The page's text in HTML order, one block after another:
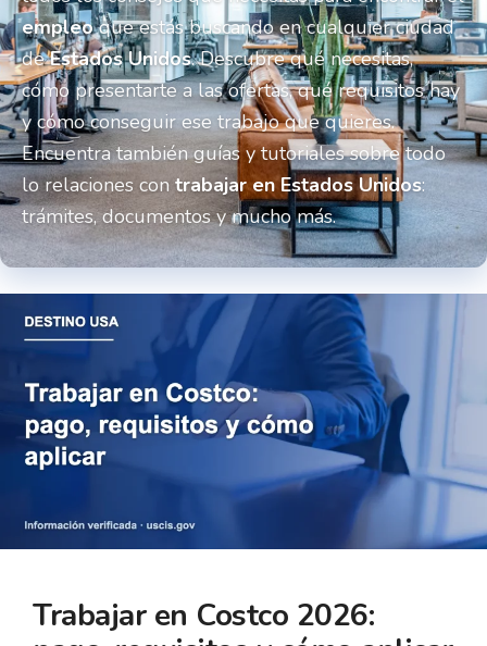
empleoque estás buscando en cualquier ciudad
deEstados Unidos. Descubre qué necesitas,
cómo presentarte a las ofertas, qué requisitos hay
y cómo conseguir ese trabajo que quieres.
Encuentra también guías y tutoriales sobre todo
lo relaciones con trabajar en Estados Unidos:
trámites, documentos y mucho más.
Trabajar en Costco 2026: